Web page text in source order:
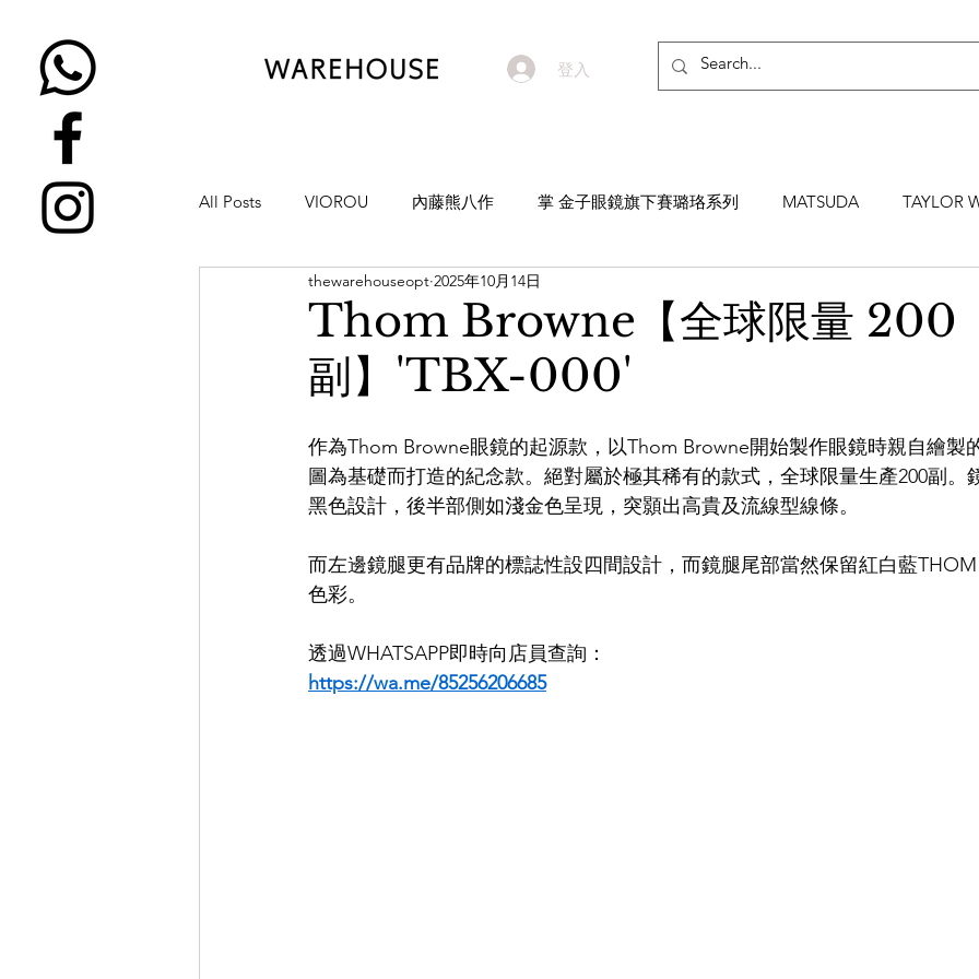
登入
All Posts VIOROU 內藤熊八作 掌 金子眼鏡旗下賽璐珞系列 MATSUDA TAYLOR
NATIVE SONS EYEVAN7285
YUICHI TOYAMA KAMEMANNEN MYKITA
H-FUSION JULIUS TART OPTICAL AKIRA AND SONS DITA 10EYEVAN
OG X OLIVER GOLDSMITH LUNOR 杉本圭 OLVER PEOPLES
EFFECTOR
Thom Browne【全球限量 200
副】'TBX-000'
thewarehouseopt 2025年10月14日
作為Thom Browne眼鏡的起源款，以Thom Browne開始製作眼鏡時親自繪製
圖為基礎而打造的紀念款。絕對屬於極其稀有的款式，全球限量生產200副。
黑色設計，後半部側如淺金色呈現，突顥出高貴及流線型線條。
而左邊鏡腿更有品牌的標誌性設四間設計，而鏡腿尾部當然保留紅白藍
色彩。
透過WHATSAPP即時向店員查詢：
https://wa.me/85256206685